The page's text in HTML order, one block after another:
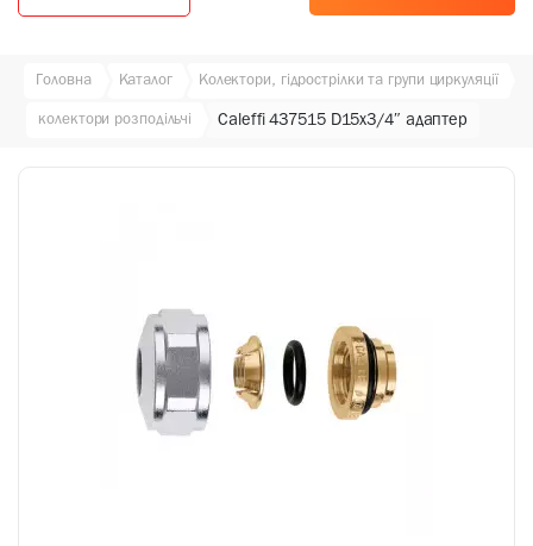
Головна Каталог Колектори, гідрострілки та групи циркуляції
колектори розподільчі Caleffi 437515 D15х3/4″ адаптер